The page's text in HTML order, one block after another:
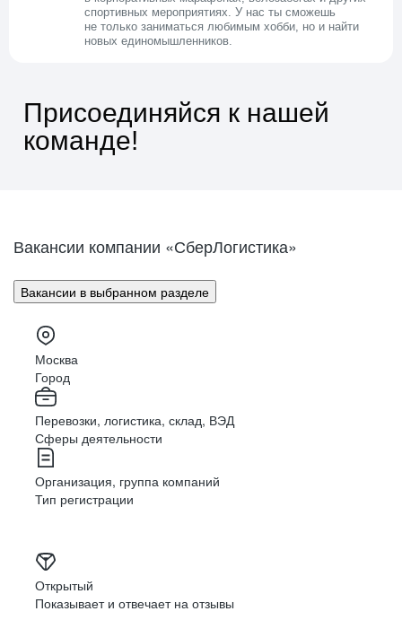
спортивных мероприятиях. У нас ты сможешь
не только заниматься любимым хобби, но и найти
новых единомышленников.
Присоединяйся к нашей
команде!
Вакансии компании «СберЛогистика»
Вакансии в выбранном разделе
Москва
Город
Перевозки, логистика, склад, ВЭД
Сферы деятельности
Организация, группа компаний
Тип регистрации
Открытый
Показывает и отвечает на отзывы